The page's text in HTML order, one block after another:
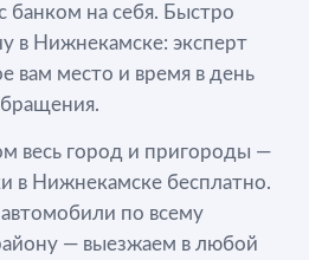
банком на себя. Быстро
в Нижнекамске: эксперт
вам место и время в день
весь город и пригороды —
в Нижнекамске бесплатно.
по всему
— выезжаем в любой